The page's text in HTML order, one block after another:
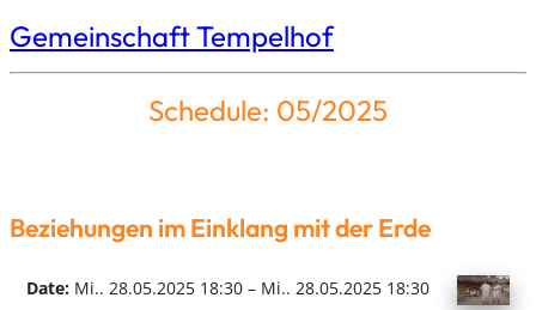
Gemeinschaft Tempelhof
Schedule: 05/2025
Beziehungen im Einklang mit der Erde
Date: Mi.. 28.05.2025 18:30 – Mi.. 28.05.2025 18:30